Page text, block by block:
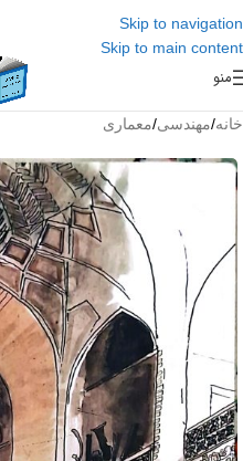
Skip to navigation
Skip to main content
منو
خانه/مهندسی/معماری